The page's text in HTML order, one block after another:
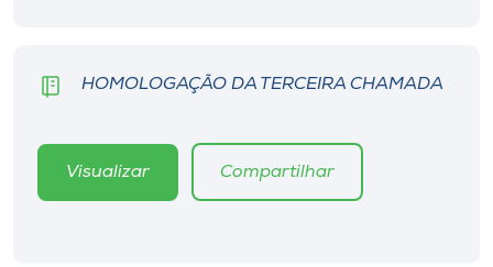
HOMOLOGAÇÃO DA TERCEIRA CHAMADA
Visualizar Compartilhar